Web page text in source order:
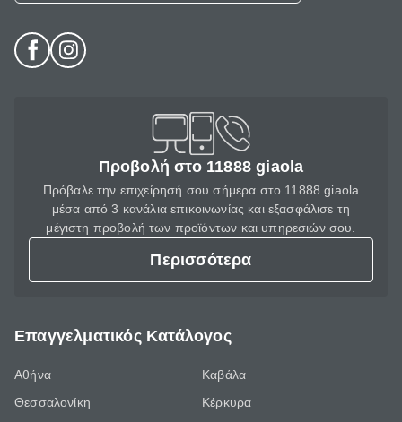
Προβολή στο 11888 giaola
Πρόβαλε την επιχείρησή σου σήμερα στο 11888 giaola
μέσα από 3 κανάλια επικοινωνίας και εξασφάλισε τη
μέγιστη προβολή των προϊόντων και υπηρεσιών σου.
Περισσότερα
Επαγγελματικός Κατάλογος
Αθήνα
Θεσσαλονίκη
Καβάλα
Κέρκυρα